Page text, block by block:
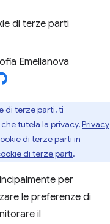
di terze parti
Emelianova
di terze parti, ti
tutela la privacy,Privacy
di terze parti in
di terze parti.
per
le preferenze di
il